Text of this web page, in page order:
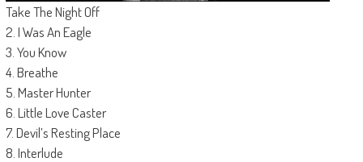
Take The Night Off
2. I Was An Eagle
3. You Know
4. Breathe
5. Master Hunter
6. Little Love Caster
7. Devil’s Resting Place
8. Interlude